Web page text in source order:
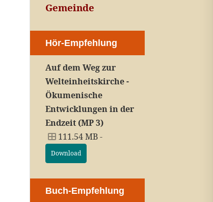
Gemeinde
Hör-Empfehlung
Auf dem Weg zur
Welteinheitskirche -
Ökumenische
Entwicklungen in der
Endzeit (MP 3)
111.54 MB -
Download
Buch-Empfehlung